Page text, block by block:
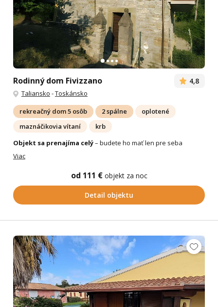
Rodinný dom Fivizzano 4,8
Taliansko -Toskánsko
rekreačný dom 5 osôb 2 spálne
oplotené
maznáčikovia vítaní
krb
Objekt sa prenajíma celý– budete ho mať len pre seba
Viac
od 111 € objekt za noc
Detail objektu